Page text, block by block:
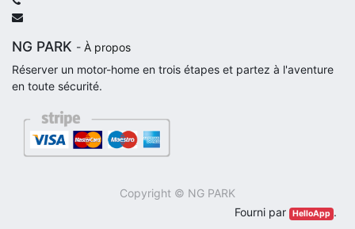
NG PARK - À propos
Réserver un motor-home en trois étapes et partez à l'aventure
en toute sécurité.
Copyright © NG PARK
Fourni par
HelloApp .